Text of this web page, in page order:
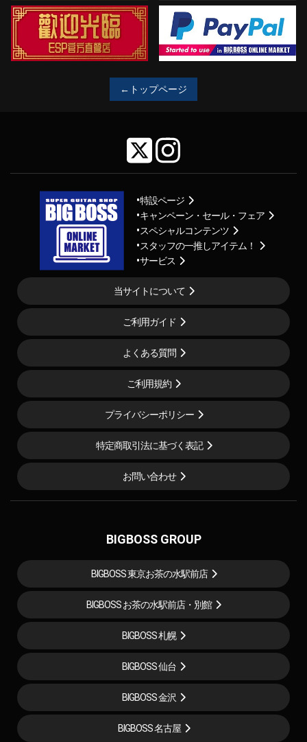
←トップページ
特設ページ
キャンペーン・セール・フェア
スペシャルコンテンツ
スタッフの一推しアイテム！
サービス
当サイトについて
ご利用ガイド
よくある質問
ご利用規約
プライバシーポリシー
特定商取引法に基づく表記
お問い合わせ
BIGBOSS GROUP
BIGBOSS 東京お茶の水駅前店
BIGBOSS お茶の水駅前店・別館
BIGBOSS 札幌
BIGBOSS 仙台
BIGBOSS 金沢
BIGBOSS 名古屋